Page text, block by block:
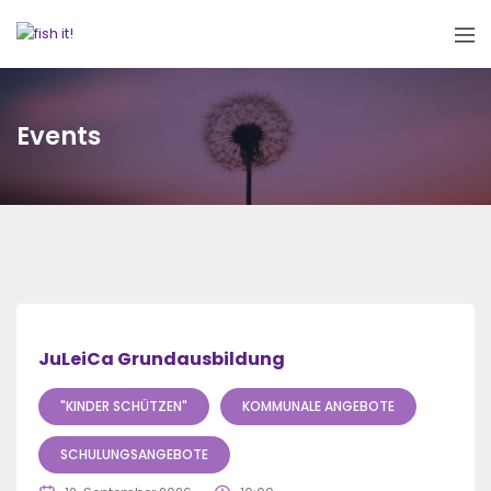
Events
JuLeiCa Grundausbildung
"KINDER SCHÜTZEN" KOMMUNALE ANGEBOTE
SCHULUNGSANGEBOTE